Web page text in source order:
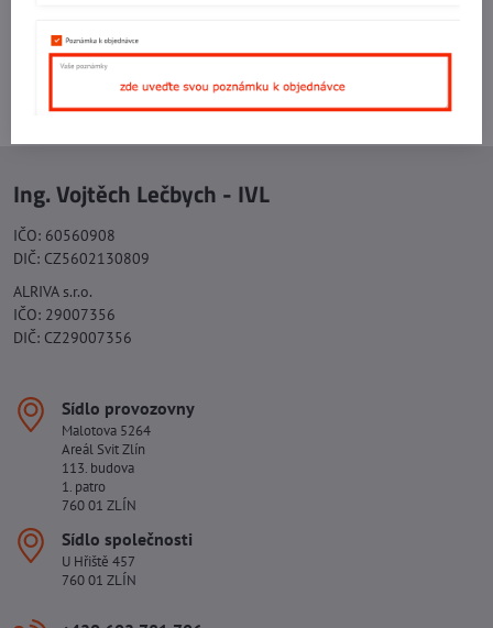
+420 577 523 563
Ing. Vojtěch Lečbych - IVL
IČO: 60560908
DIČ: CZ5602130809
ALRIVA s.r.o.
IČO: 29007356
DIČ: CZ29007356
Sídlo provozovny
Malotova 5264
Areál Svit Zlín
113. budova
1. patro
760 01 ZLÍN
Sídlo společnosti
U Hřiště 457
760 01 ZLÍN